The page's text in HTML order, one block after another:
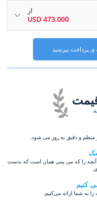
از
473.000 USD
ی پرداخت بپرسید
و دقیق به روز می شود.
را که می بینی همان است که بدست
کنیم
به شما ارائه می‌کنیم.